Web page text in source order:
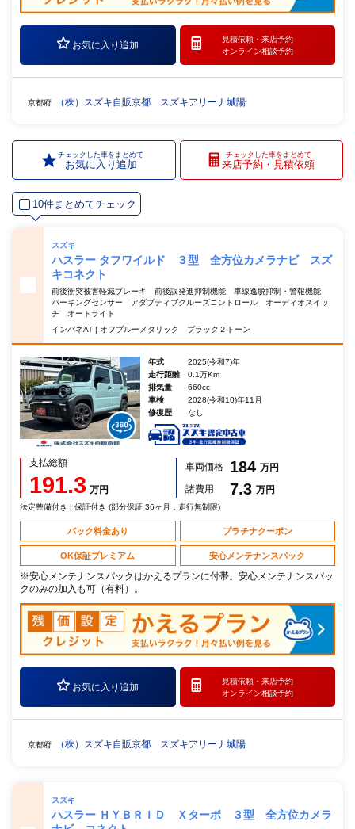
お気に入り追加
見積依頼・ 来店予約
オンライン相談予約
京都府 （株）スズキ自販京都 スズキアリーナ城陽
チェックした車をまとめて
お気に入り追加
チェックした車をまとめて
来店予約・見積依頼
10件まとめてチェック
スズキ
ハスラー タフワイルド ３型 全方位カメラナビ スズ
キコネクト
前後衝突被害軽減ブレーキ 前後誤発進抑制機能 車線逸脱抑制・警報機能
パーキングセンサー アダプティブクルーズコントロール オーディオスイッ
チ オートライト
インパネAT | オフブルーメタリック ブラック２トーン
年式
2025(令和7)年
走行距離
0.1万Km
排気量
660cc
車検
2028(令和10)年11月
修復歴
なし
支払総額
191.3 万円
車両価格 184 万円
諸費用
7.3 万円
法定整備付き | 保証付き (部分保証 36ヶ月：走行無制限)
パック料金あり プラチナクーポン
OK保証プレミアム 安心メンテナンスパック
※安心メンテナンスパックはかえるプランに付帯。安心メンテナンスパッ
クのみの加入も可（有料）。
お気に入り追加
見積依頼・ 来店予約
オンライン相談予約
京都府 （株）スズキ自販京都 スズキアリーナ城陽
スズキ
ハスラー ＨＹＢＲＩＤ Ｘターボ ３型 全方位カメラ